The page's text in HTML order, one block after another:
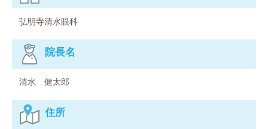
弘明寺清水眼科
院⻑名
清水 健太郎
住所